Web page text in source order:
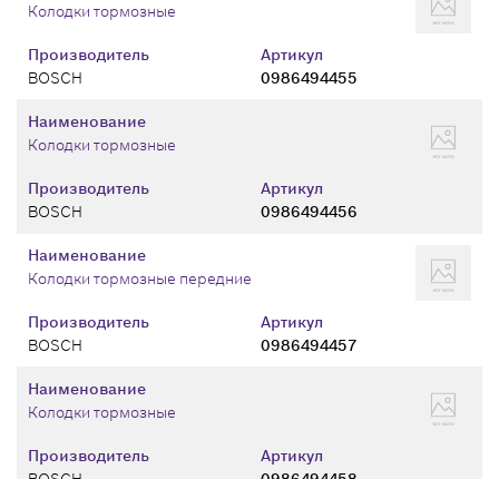
Производитель
BOSCH
Артикул
0986494455
Колодки тормозные
Производитель
BOSCH
Артикул
0986494456
Наименование
Колодки тормозные
Производитель
BOSCH
Артикул
0986494457
Наименование
Колодки тормозные передние
Производитель
Артикул
Наименование
Колодки тормозные